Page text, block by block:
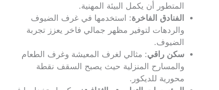
المتطور أن يكمل البيئة المهنية.
الفنادق الفاخرة: استخدمها في غرف الضيوف
والردهات لتوفير مظهر جمالي فاخر يعزز تجربة
الضيوف.
سكن راقي: مثالي لغرف المعيشة وغرف الطعام
والمسارح المنزلية حيث يصبح السقف نقطة
محورية للديكور.